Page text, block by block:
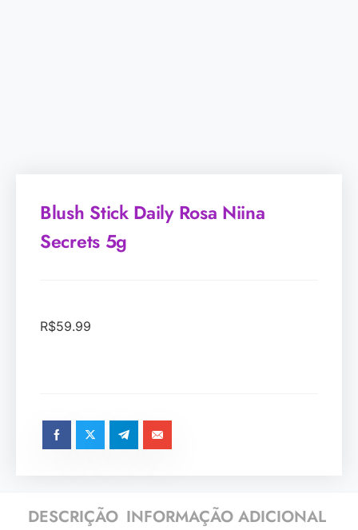
Blush Stick Daily Rosa Niina
Secrets 5g
R$59.99
DESCRIÇÃO INFORMAÇÃO ADICIONAL